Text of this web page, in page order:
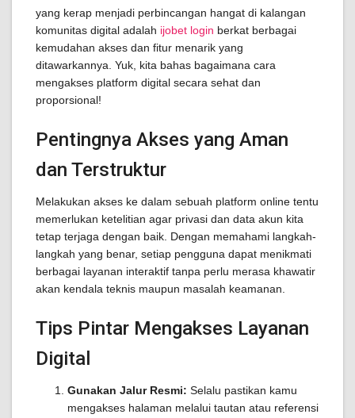
yang kerap menjadi perbincangan hangat di kalangan
komunitas digital adalah ijobet login berkat berbagai
kemudahan akses dan fitur menarik yang
ditawarkannya. Yuk, kita bahas bagaimana cara
mengakses platform digital secara sehat dan
proporsional!
Pentingnya Akses yang Aman
dan Terstruktur
Melakukan akses ke dalam sebuah platform online tentu
memerlukan ketelitian agar privasi dan data akun kita
tetap terjaga dengan baik. Dengan memahami langkah-
langkah yang benar, setiap pengguna dapat menikmati
berbagai layanan interaktif tanpa perlu merasa khawatir
akan kendala teknis maupun masalah keamanan.
Tips Pintar Mengakses Layanan
Digital
Gunakan Jalur Resmi: Selalu pastikan kamu
mengakses halaman melalui tautan atau referensi